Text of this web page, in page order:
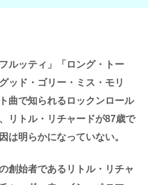
ルッティ」「ロング・トー
ッド・ゴリー・ミス・モリ
曲で知られるロックンロール
リトル・リチャードが87歳で
は明らかになっていない。
創始者であるリトル・リチャ